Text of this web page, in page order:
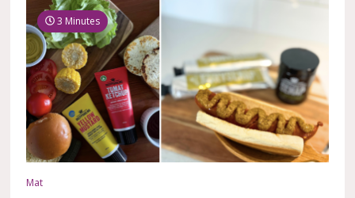
3 Minutes
Mat